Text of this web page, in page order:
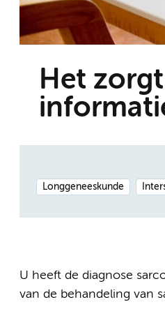
Het
Longgeneeskunde
U heeft de diagnose
van de behandeling van